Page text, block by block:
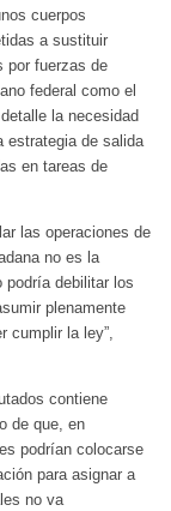
cuerpos
a sustituir
por fuerzas de
federal como el
la necesidad
estrategia de salida
en tareas de
las operaciones de
no es la
podría debilitar los
plenamente
cumplir la ley”,
contiene
de que, en
podrían colocarse
para asignar a
no va